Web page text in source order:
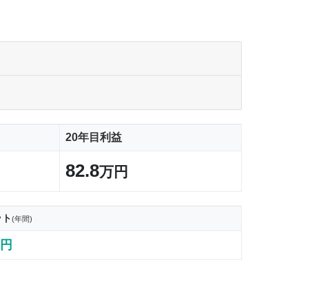
20年目利益
82.8万円
(年間)